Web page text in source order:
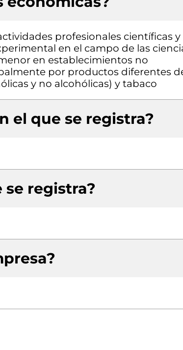
profesionales científicas y
en el campo de las
en establecimientos no
por productos diferentes
y no alcohólicas) y tabaco
el que se registra?
se registra?